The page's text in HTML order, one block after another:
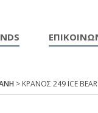
> ΚΡΑΝΟΣ 249 ΙCΕ